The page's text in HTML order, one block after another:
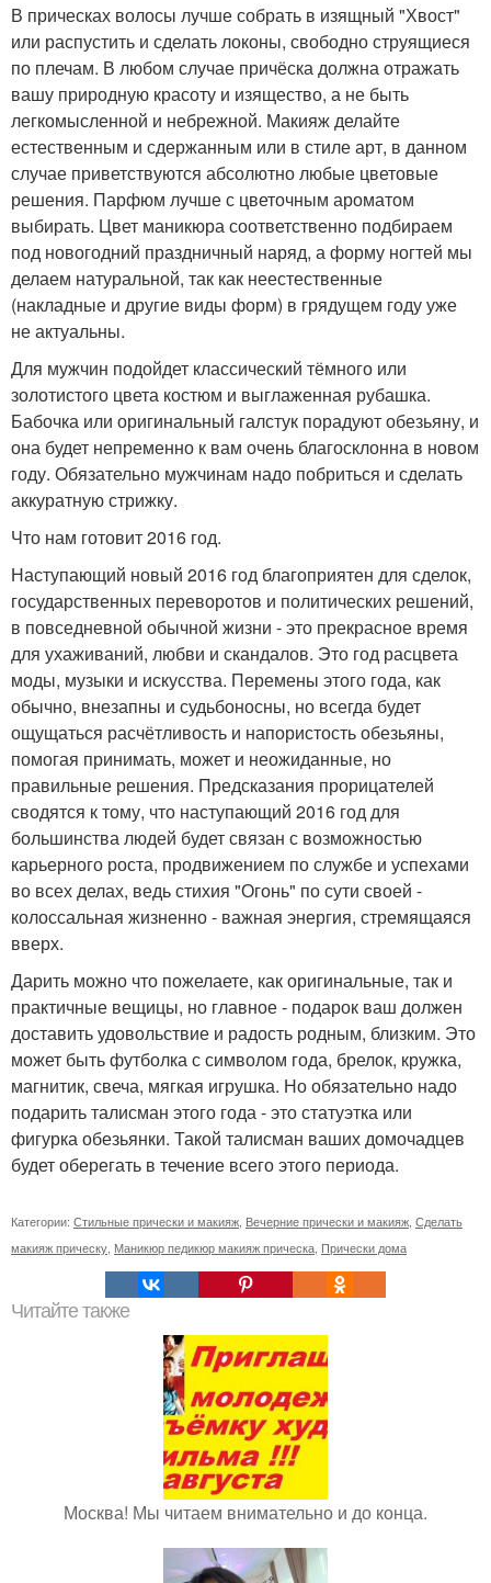
В прическах волосы лучше собрать в изящный "Хвост"
или распустить и сделать локоны, свободно струящиеся
по плечам. В любом случае причёска должна отражать
вашу природную красоту и изящество, а не быть
легкомысленной и небрежной. Макияж делайте
естественным и сдержанным или в стиле арт, в данном
случае приветствуются абсолютно любые цветовые
решения. Парфюм лучше с цветочным ароматом
выбирать. Цвет маникюра соответственно подбираем
под новогодний праздничный наряд, а форму ногтей мы
делаем натуральной, так как неестественные
(накладные и другие виды форм) в грядущем году уже
не актуальны.
Для мужчин подойдет классический тёмного или
золотистого цвета костюм и выглаженная рубашка.
Бабочка или оригинальный галстук порадуют обезьяну, и
она будет непременно к вам очень благосклонна в новом
году. Обязательно мужчинам надо побриться и сделать
аккуратную стрижку.
Что нам готовит 2016 год.
Наступающий новый 2016 год благоприятен для сделок,
государственных переворотов и политических решений,
в повседневной обычной жизни - это прекрасное время
для ухаживаний, любви и скандалов. Это год расцвета
моды, музыки и искусства. Перемены этого года, как
обычно, внезапны и судьбоносны, но всегда будет
ощущаться расчётливость и напористость обезьяны,
помогая принимать, может и неожиданные, но
правильные решения. Предсказания прорицателей
сводятся к тому, что наступающий 2016 год для
большинства людей будет связан с возможностью
карьерного роста, продвижением по службе и успехами
во всех делах, ведь стихия "Огонь" по сути своей -
колоссальная жизненно - важная энергия, стремящаяся
вверх.
Дарить можно что пожелаете, как оригинальные, так и
практичные вещицы, но главное - подарок ваш должен
доставить удовольствие и радость родным, близким. Это
может быть футболка с символом года, брелок, кружка,
магнитик, свеча, мягкая игрушка. Но обязательно надо
подарить талисман этого года - это статуэтка или
фигурка обезьянки. Такой талисман ваших домочадцев
будет оберегать в течение всего этого периода.
Категории: Стильные прически и макияж Вечерние прически и макияж Сделать
макияж прическу Маникюр педикюр макияж прическа Прически дома
Читайте также
Москва! Мы читаем внимательно и до конца.